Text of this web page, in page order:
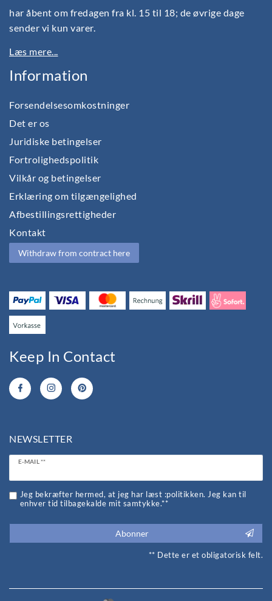
har åbent om fredagen fra kl. 15 til 18; de øvrige dage
sender vi kun varer.
Læs mere...
Information
Forsendelsesomkostninger
Det er os
Juridiske betingelser
Fortrolighedspolitik
Vilkår og betingelser
Erklæring om tilgængelighed
Afbestillingsrettigheder
Kontakt
Withdraw from contract here
Keep In Contact
NEWSLETTER
E-MAIL **
Ceres::Template.newsletterHoneypotLabel
Jeg bekræfter hermed, at jeg har læst :politikken. Jeg kan til
enhver tid tilbagekalde mit samtykke.**
Abonner
** Dette er et obligatorisk felt.